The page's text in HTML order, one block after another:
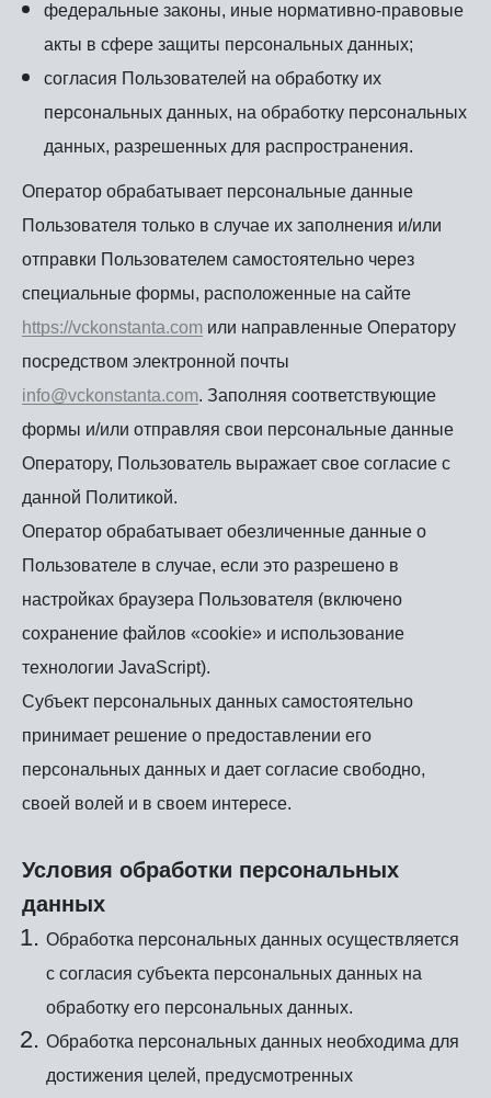
федеральные законы, иные нормативно-правовые
акты в сфере защиты персональных данных;
согласия Пользователей на обработку их
персональных данных, на обработку персональных
данных, разрешенных для распространения.
Оператор обрабатывает персональные данные
Пользователя только в случае их заполнения и/или
отправки Пользователем самостоятельно через
специальные формы, расположенные на сайте
https://vckonstanta.com или направленные Оператору
посредством электронной почты
info@vckonstanta.com. Заполняя соответствующие
формы и/или отправляя свои персональные данные
Оператору, Пользователь выражает свое согласие с
данной Политикой.
Оператор обрабатывает обезличенные данные о
Пользователе в случае, если это разрешено в
настройках браузера Пользователя (включено
сохранение файлов «cookie» и использование
технологии JavaScript).
Субъект персональных данных самостоятельно
принимает решение о предоставлении его
персональных данных и дает согласие свободно,
своей волей и в своем интересе.
Условия обработки персональных
данных
Обработка персональных данных осуществляется
с согласия субъекта персональных данных на
обработку его персональных данных.
Обработка персональных данных необходима для
достижения целей, предусмотренных